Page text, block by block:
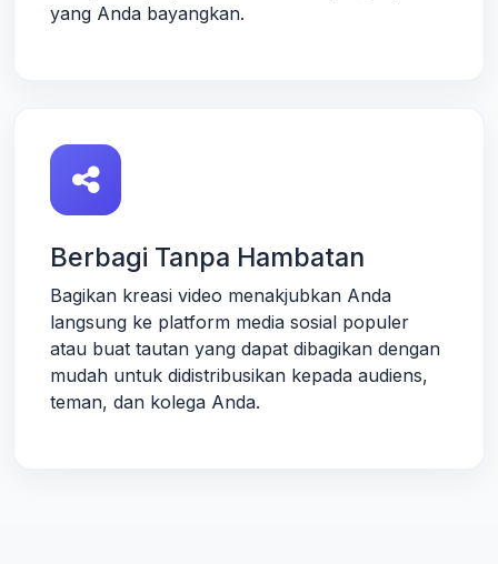
yang Anda bayangkan.
Berbagi Tanpa Hambatan
Bagikan kreasi video menakjubkan Anda
langsung ke platform media sosial populer
atau buat tautan yang dapat dibagikan dengan
mudah untuk didistribusikan kepada audiens,
teman, dan kolega Anda.